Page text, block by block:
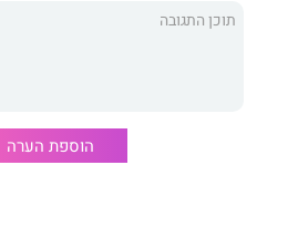
הוספת הערה